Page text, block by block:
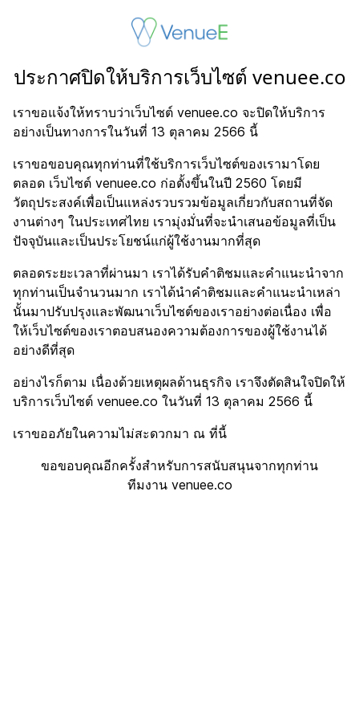
ประกาศปิดให้บริการเว็บไซต์ venuee.co
เราขอแจ้งให้ทราบว่าเว็บไซต์ venuee.co จะปิดให้บริการ
อย่างเป็นทางการในวันที่ 13 ตุลาคม 2566 นี้
เราขอขอบคุณทุกท่านที่ใช้บริการเว็บไซต์ของเรามาโดย
ตลอด เว็บไซต์ venuee.co ก่อตั้งขึ้นในปี 2560 โดยมี
วัตถุประสงค์เพื่อเป็นแหล่งรวบรวมข้อมูลเกี่ยวกับสถานที่จัด
งานต่างๆ ในประเทศไทย เรามุ่งมั่นที่จะนำเสนอข้อมูลที่เป็น
ปัจจุบันและเป็นประโยชน์แก่ผู้ใช้งานมากที่สุด
ตลอดระยะเวลาที่ผ่านมา เราได้รับคำติชมและคำแนะนำจาก
ทุกท่านเป็นจำนวนมาก เราได้นำคำติชมและคำแนะนำเหล่า
นั้นมาปรับปรุงและพัฒนาเว็บไซต์ของเราอย่างต่อเนื่อง เพื่อ
ให้เว็บไซต์ของเราตอบสนองความต้องการของผู้ใช้งานได้
อย่างดีที่สุด
อย่างไรก็ตาม เนื่องด้วยเหตุผลด้านธุรกิจ เราจึงตัดสินใจปิดให้
บริการเว็บไซต์ venuee.co ในวันที่ 13 ตุลาคม 2566 นี้
เราขออภัยในความไม่สะดวกมา ณ ที่นี้
ขอขอบคุณอีกครั้งสำหรับการสนับสนุนจากทุกท่าน
ทีมงาน venuee.co